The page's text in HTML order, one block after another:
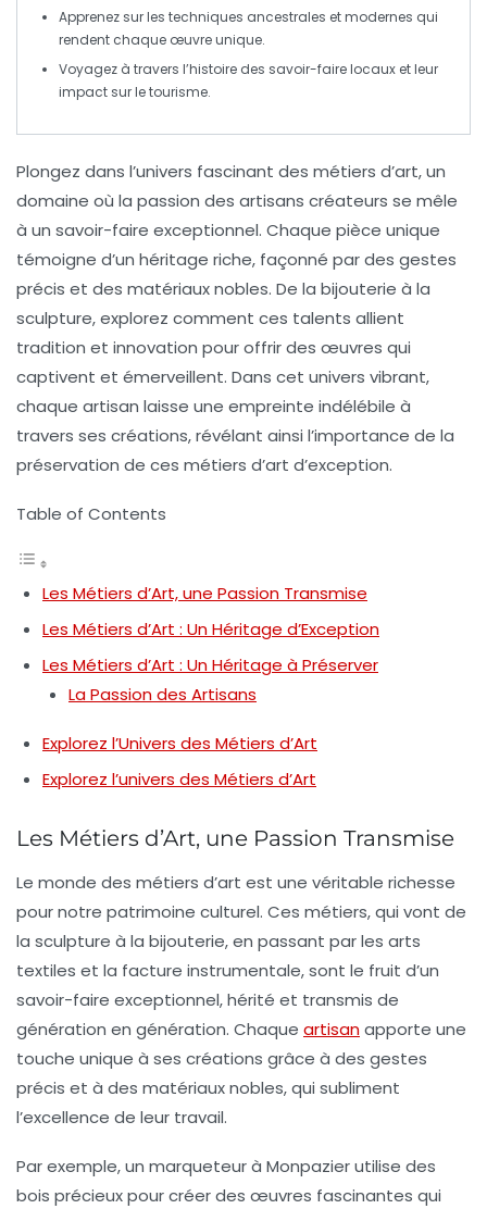
Apprenez sur les techniques ancestrales et modernes qui
rendent chaque œuvre unique.
Voyagez à travers l’histoire des savoir-fairelocaux et leur
impact sur le tourisme.
Plongez dans l’univers fascinant des métiers d’art, un
domaine où la passion des artisans créateurs se mêle
à un savoir-faire exceptionnel. Chaque pièce unique
témoigne d’un héritage riche, façonné par des gestes
précis et des matériaux nobles. De la bijouterie à la
sculpture, explorez comment ces talents allient
tradition et innovation pour offrir des œuvres qui
captivent et émerveillent. Dans cet univers vibrant,
chaque artisan laisse une empreinte indélébile à
travers ses créations, révélant ainsi l’importance de la
préservation de ces métiers d’art d’exception.
Table of Contents
Les Métiers d’Art, une Passion Transmise
Les Métiers d’Art : Un Héritage d’Exception
Les Métiers d’Art : Un Héritage à Préserver
La Passion des Artisans
Explorez l’Univers des Métiers d’Art
Explorez l’univers des Métiers d’Art
Les Métiers d’Art, une Passion Transmise
Le monde des métiers d’art est une véritable richesse
pour notre patrimoine culturel. Ces métiers, qui vont de
la sculpture à la bijouterie, en passant par les arts
textiles et la facture instrumentale, sont le fruit d’un
savoir-faire exceptionnel, hérité et transmis de
génération en génération. Chaque artisanapporte une
touche unique à ses créations grâce à des gestes
précis et à des matériaux nobles, qui subliment
l’excellence de leur travail.
Par exemple, un marqueteurà Monpazier utilise des
bois précieuxpour créer des œuvres fascinantes qui